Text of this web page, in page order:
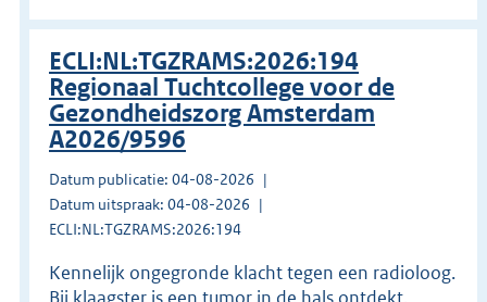
ECLI:NL:TGZRAMS:2026:194
Regionaal Tuchtcollege voor de
Gezondheidszorg Amsterdam
A2026/9596
Datum publicatie: 04-08-2026
Datum uitspraak: 04-08-2026
ECLI:NL:TGZRAMS:2026:194
Kennelijk ongegronde klacht tegen een radioloog.
Bij klaagster is een tumor in de hals ontdekt.